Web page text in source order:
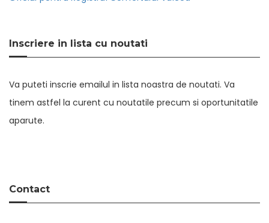
Inscriere in lista cu noutati
Va puteti inscrie emailul in lista noastra de noutati. Va
tinem astfel la curent cu noutatile precum si oportunitatile
aparute.
Contact